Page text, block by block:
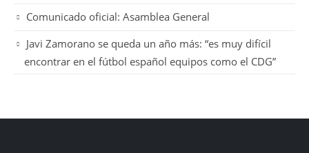
Comunicado oficial: Asamblea General
Javi Zamorano se queda un año más: “es muy difícil
encontrar en el fútbol español equipos como el CDG”